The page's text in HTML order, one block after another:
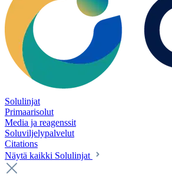
Solulinjat
Primaarisolut
Media ja reagenssit
Soluviljelypalvelut
Citations
Näytä kaikki Solulinjat